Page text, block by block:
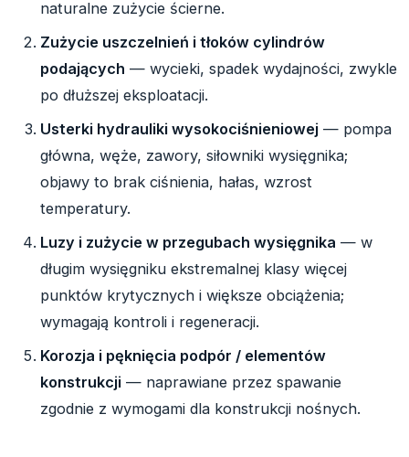
naturalne zużycie ścierne.
Zużycie uszczelnień i tłoków cylindrów
podających — wycieki, spadek wydajności, zwykle
po dłuższej eksploatacji.
Usterki hydrauliki wysokociśnieniowej — pompa
główna, węże, zawory, siłowniki wysięgnika;
objawy to brak ciśnienia, hałas, wzrost
temperatury.
Luzy i zużycie w przegubach wysięgnika — w
długim wysięgniku ekstremalnej klasy więcej
punktów krytycznych i większe obciążenia;
wymagają kontroli i regeneracji.
Korozja i pęknięcia podpór / elementów
konstrukcji — naprawiane przez spawanie
zgodnie z wymogami dla konstrukcji nośnych.